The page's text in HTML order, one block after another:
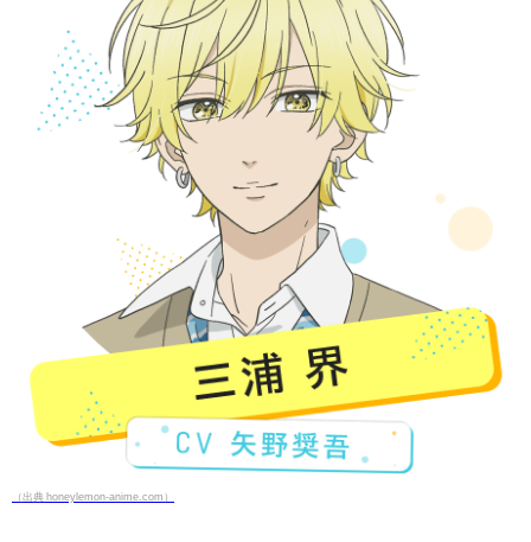
（出典 honeylemon-anime.com）